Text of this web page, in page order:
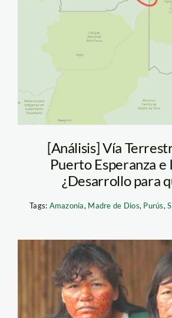
puerto-
inapari1
[Análisis] Vía
Puerto Esperanza e
¿Desarrollo para
Tags: Amazonía, Madre de Dios, Purús,
pueblos-
spda